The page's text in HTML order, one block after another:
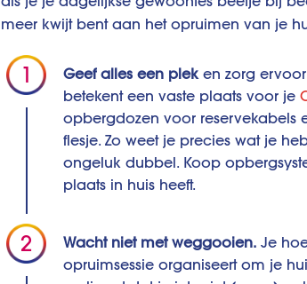
meer kwijt bent aan het opruimen van je
Geef alles een pleken zorg
betekent een vaste plaats voor je
opbergdozen voor reservekabels
flesje. Zo weet je precies wat je
ongeluk dubbel. Koop
plaats in huis heeft.
Wacht niet met weggooien.Je
opruimsessie organiseert om je